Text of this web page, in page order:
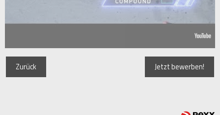
Zurück Jetzt bewerben!